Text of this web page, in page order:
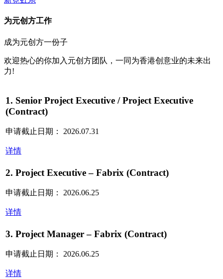
为元创方工作
成为元创方一份子
欢迎热心的你加入元创方团队，一同为香港创意业的未来出
力!
1. Senior Project Executive / Project Executive
(Contract)
申请截止日期： 2026.07.31
详情
2. Project Executive – Fabrix (Contract)
申请截止日期： 2026.06.25
详情
3. Project Manager – Fabrix (Contract)
申请截止日期： 2026.06.25
详情